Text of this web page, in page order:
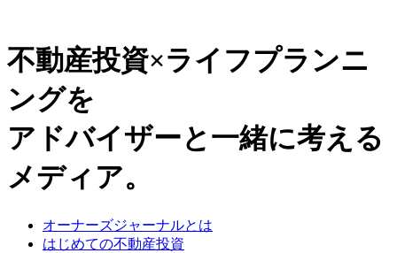
不動産投資×ライフプランニ
ングを
アドバイザーと一緒に考える
メディア。
オーナーズジャーナルとは
はじめての不動産投資